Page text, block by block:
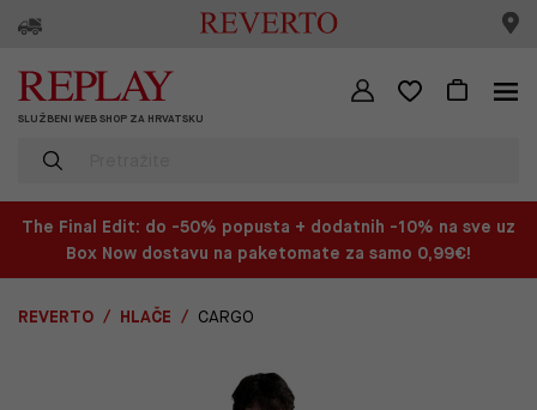
SLUŽBENI WEB SHOP ZA HRVATSKU
The Final Edit: do -50% popusta + dodatnih -10% na sve uz
Box Now dostavu na paketomate za samo 0,99€!
REVERTO HLAČE CARGO